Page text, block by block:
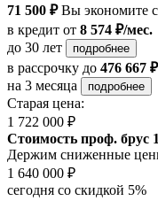
71 500 ₽Вы экономите
в кредит от 8 574 ₽/мес.
до 30 лет
подробнее
в рассрочку до 476 667 ₽
на 3 месяца
подробнее
Старая цена:
1 722 000 ₽
Стоимость проф. брус
Держим сниженные
1 640 000 ₽
сегодня со скидкой 5%